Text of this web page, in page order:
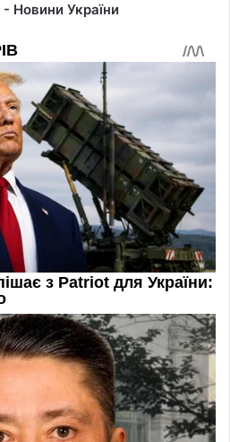
- Новини України